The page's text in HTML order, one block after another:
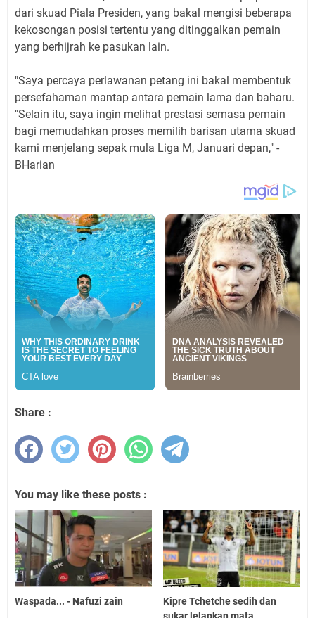
dari skuad Piala Presiden, yang bakal mengisi beberapa
kekosongan posisi tertentu yang ditinggalkan pemain
yang berhijrah ke pasukan lain.
"Saya percaya perlawanan petang ini bakal membentuk
persefahaman mantap antara pemain lama dan baharu.
"Selain itu, saya ingin melihat prestasi semasa pemain
bagi memudahkan proses memilih barisan utama skuad
kami menjelang sepak mula Liga M, Januari depan," -
BHarian
Share :
You may like these posts :
Waspada... - Nafuzi zain
Kipre Tchetche sedih dan